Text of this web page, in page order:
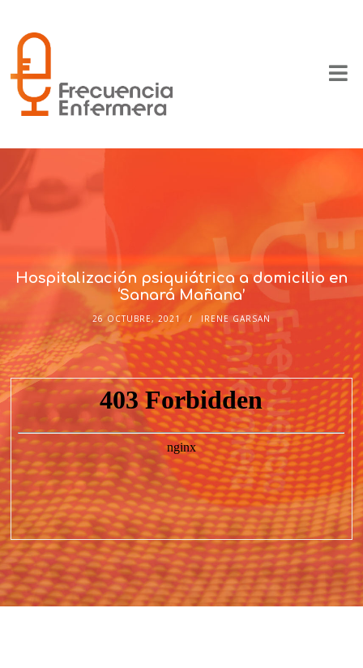
Hospitalización psiquiátrica a domicilio en
‘Sanará Mañana’
26 OCTUBRE, 2021 IRENE GARSAN